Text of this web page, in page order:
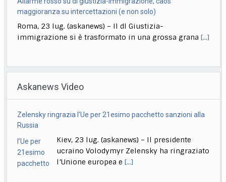
maggioranza su intercettazioni (e non solo)
Roma, 23 lug. (askanews) – Il dl Giustizia-
immigrazione si è trasformato in una grossa grana[...]
la 18ª tappa del Tour de France
Stretta governo su reati di minori. Meloni: chi sbaglia paga
sempre
Roma, 23 lug. (askanews) – Un provvedimento che
renderà più facile punire i minorenni che[...]
Askanews Video
Zelensky ringrazia l’Ue per 21esimo pacchetto sanzioni alla
Russia
Kiev, 23 lug. (askanews) – Il presidente
ucraino Volodymyr Zelensky ha ringraziato
l’Unione europea e[...]